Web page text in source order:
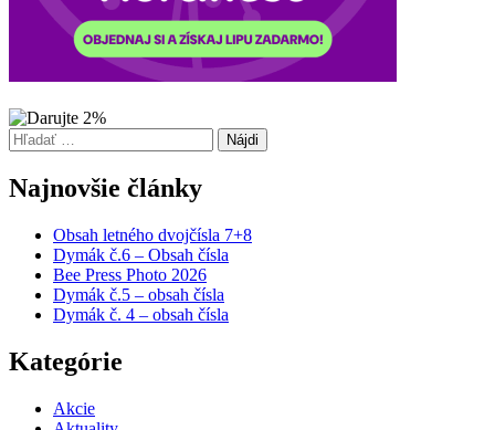
Hľadať:
Najnovšie články
Obsah letného dvojčísla 7+8
Dymák č.6 – Obsah čísla
Bee Press Photo 2026
Dymák č.5 – obsah čísla
Dymák č. 4 – obsah čísla
Kategórie
Akcie